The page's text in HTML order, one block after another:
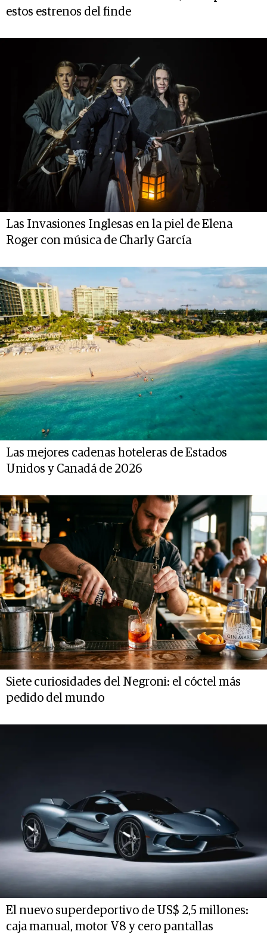
estos estrenos del finde
Las Invasiones Inglesas en la piel de Elena
Roger con música de Charly García
Las mejores cadenas hoteleras de Estados
Unidos y Canadá de 2026
Siete curiosidades del Negroni: el cóctel más
pedido del mundo
El nuevo superdeportivo de US$ 2,5 millones:
caja manual, motor V8 y cero pantallas